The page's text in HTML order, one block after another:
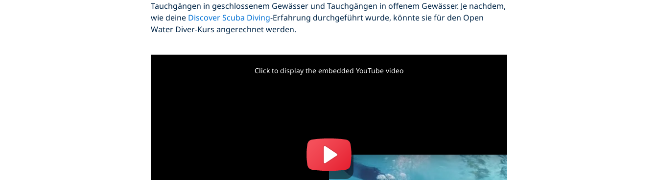
Tauchgängen in geschlossenem Gewässer und Tauchgängen in offenem Gewässer. Je nachdem,
wie deine Discover Scuba Diving-Erfahrung durchgeführt wurde, könnte sie für den Open
Water Diver-Kurs angerechnet werden.
Click to display the embedded YouTube video